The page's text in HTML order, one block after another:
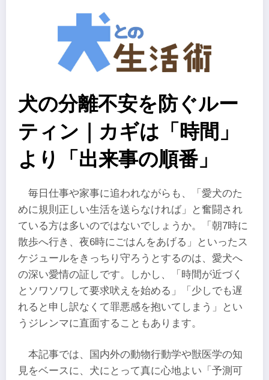
犬の分離不安を防ぐルー
ティン｜カギは「時間」
より「出来事の順番」
毎日仕事や家事に追われながらも、「愛犬のた
めに規則正しい生活を送らなければ」と奮闘され
ている方は多いのではないでしょうか。「朝7時に
散歩へ行き、夜6時にごはんをあげる」といったス
ケジュールをきっちり守ろうとするのは、愛犬へ
の深い愛情の証しです。しかし、「時間が近づく
とソワソワして要求吠えを始める」「少しでも遅
れると申し訳なくて罪悪感を抱いてしまう」とい
うジレンマに直面することもあります。
本記事では、国内外の動物行動学や獣医学の知
見をベースに、犬にとって真に心地よい「予測可